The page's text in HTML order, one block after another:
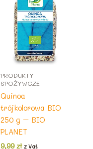
PRODUKTY
SPOŻYWCZE
Quinoa
trójkolorowa BIO
250 g – BIO
PLANET
9,99zł z Vat